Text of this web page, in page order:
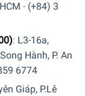
- (+84) 3
: L3-16a,
Hành, P. An
6774
Giáp, P.Lê